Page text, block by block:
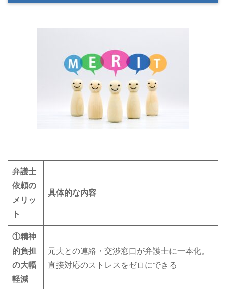
弁護士
依頼の
メリッ
ト
具体的な内容
①精神
的負担
の大幅
軽減
元夫との連絡・交渉窓口が弁護士に一本化。
直接対応のストレスをゼロにできる